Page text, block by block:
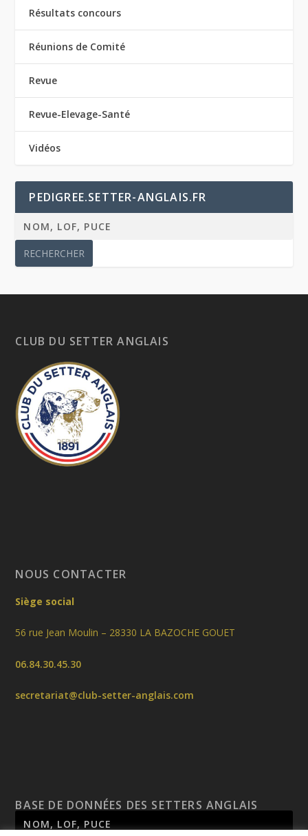
Résultats concours
Réunions de Comité
Revue
Revue-Elevage-Santé
Vidéos
PEDIGREE.SETTER-ANGLAIS.FR
CLUB DU SETTER ANGLAIS
NOUS CONTACTER
Siège social
56 rue Jean Moulin – 28330 LA BAZOCHE GOUET
06.84.30.45.30
secretariat@club-setter-anglais.com
BASE DE DONNÉES DES SETTERS ANGLAIS